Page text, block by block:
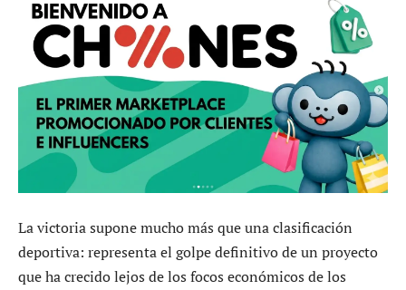
La victoria supone mucho más que una clasificación
deportiva: representa el golpe definitivo de un proyecto
que ha crecido lejos de los focos económicos de los